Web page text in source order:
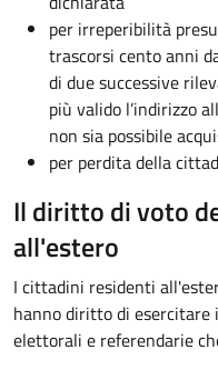
per irreperibilità
trascorsi cento anni
di due successive
più valido l’indirizzo
non sia possibile
per perdita della
Il diritto di voto
all'estero
I cittadini residenti
hanno diritto di
elettorali e referendarie